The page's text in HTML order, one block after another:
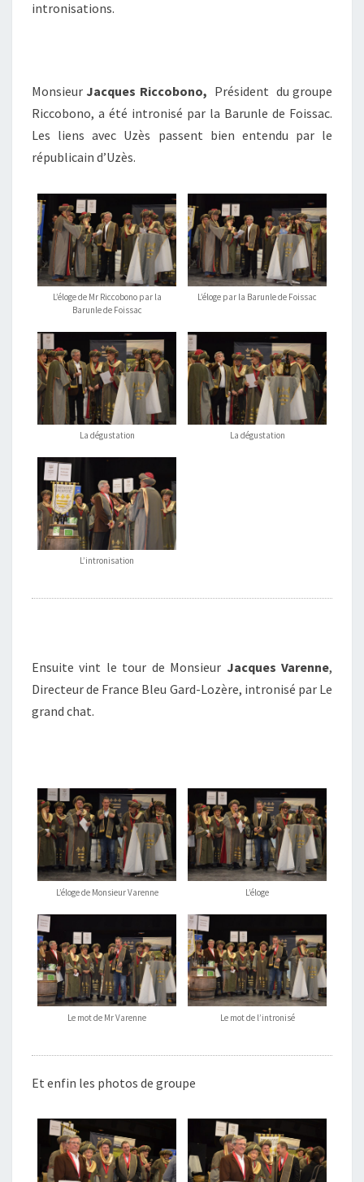
intronisations.
Monsieur Jacques Riccobono, Président du groupe
Riccobono, a été intronisé par la Barunle de Foissac.
Les liens avec Uzès passent bien entendu par le
républicain d’Uzès.
L’éloge de Mr Riccobono par la
Barunle de Foissac
L’éloge par la Barunle de Foissac
La dégustation La dégustation
L’intronisation
Ensuite vint le tour de Monsieur Jacques Varenne,
Directeur de France Bleu Gard-Lozère, intronisé par Le
grand chat.
L’éloge de Monsieur Varenne L’éloge
Le mot de Mr Varenne Le mot de l’intronisé
Et enfin les photos de groupe